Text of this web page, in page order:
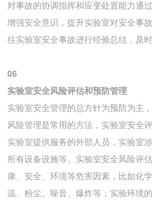
对事故的协调指挥和应变处置能力通
增强安全意识，提升实验室对安全事
往实验室安全事故进行经验总结，及
06
实验室安全风险评估和预防管理
实验室安全管理的总方针为预防为主
风险管理是常用的方法，实验室安全
实验室提供服务的外部人员，实验室
所有设备设施等。实验室安全风险评
康、安全、环境等危害因素，比如化
温、粉尘、噪音、爆炸等；实验环境